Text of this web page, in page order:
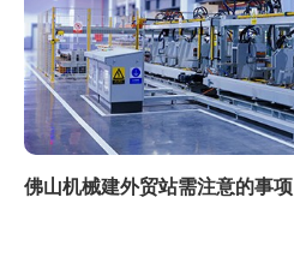
佛山机械建外贸站需注意的事项